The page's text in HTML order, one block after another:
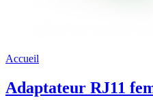
Accueil
Adaptateur RJ11